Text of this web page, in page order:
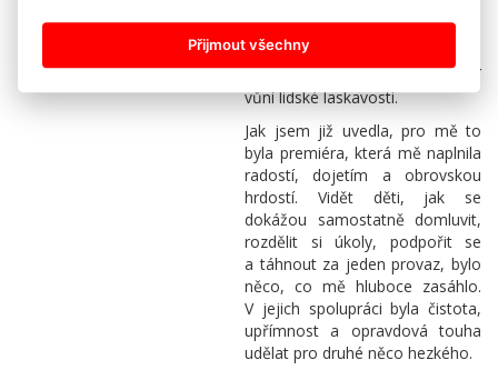
i duši. Tak vznikla naše Laskavá
cukrárna – místo, kde se míchala
sladká vůně dobrot s ještě sladší
vůní lidské laskavosti.
Jak jsem již uvedla, pro mě to
byla premiéra, která mě naplnila
radostí, dojetím a obrovskou
hrdostí. Vidět děti, jak se
dokážou samostatně domluvit,
rozdělit si úkoly, podpořit se
a táhnout za jeden provaz, bylo
něco, co mě hluboce zasáhlo.
V jejich spolupráci byla čistota,
upřímnost a opravdová touha
udělat pro druhé něco hezkého.
Přijmout všechny